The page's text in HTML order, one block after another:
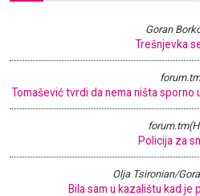
Goran
Trešnjevka
forum.tm
Tomašević tvrdi da nema ništa
Policija za
Olja Tsironian/
Bila sam u kazalištu kad je